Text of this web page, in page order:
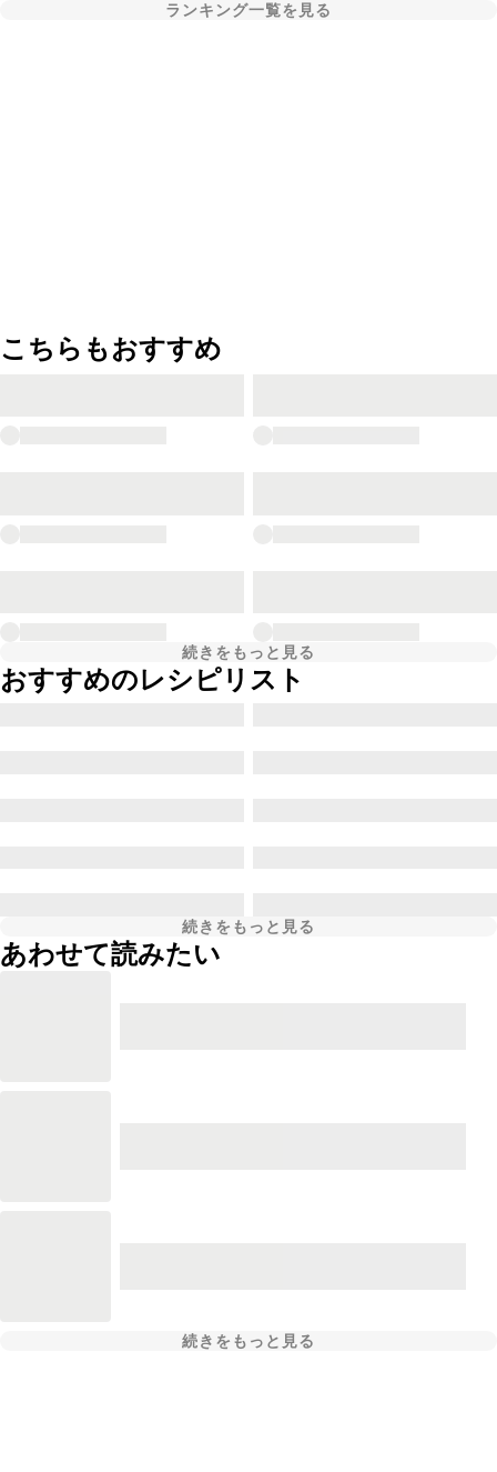
ランキング一覧を見る
こちらもおすすめ
続きをもっと見る
おすすめのレシピリスト
続きをもっと見る
あわせて読みたい
続きをもっと見る